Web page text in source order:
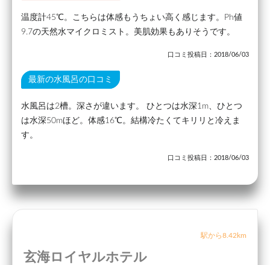
温度計45℃。こちらは体感もうちょい高く感じます。Ph値
9.7の天然水マイクロミスト。美肌効果もありそうです。
口コミ投稿日：2018/06/03
最新の水風呂の口コミ
水風呂は2槽。深さが違います。 ひとつは水深1m、ひとつ
は水深50mほど。体感16℃。結構冷たくてキリリと冷えま
す。
口コミ投稿日：2018/06/03
駅から8.42km
玄海ロイヤルホテル